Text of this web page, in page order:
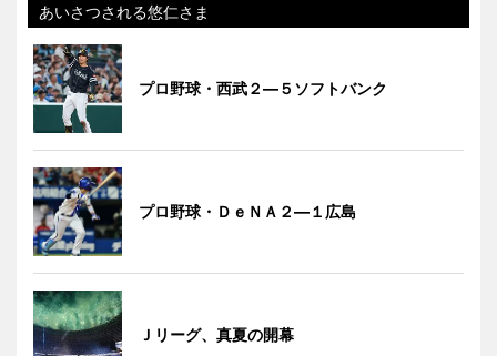
あいさつされる悠仁さま
プロ野球・西武２―５ソフトバンク
プロ野球・ＤｅＮＡ２―１広島
Ｊリーグ、真夏の開幕